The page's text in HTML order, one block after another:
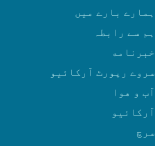
ہمارے بارے میں
ہم سے رابطہ
سروے رپورٹ آرکائیو
آب و هوا
سرچ